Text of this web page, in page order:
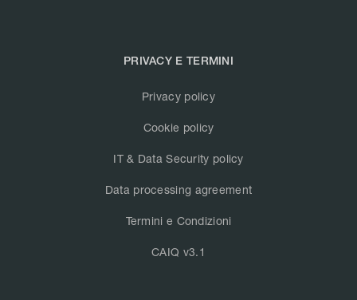
PRIVACY E TERMINI
Privacy policy
Cookie policy
IT & Data Security policy
Data processing agreement
Termini e Condizioni
CAIQ v3.1